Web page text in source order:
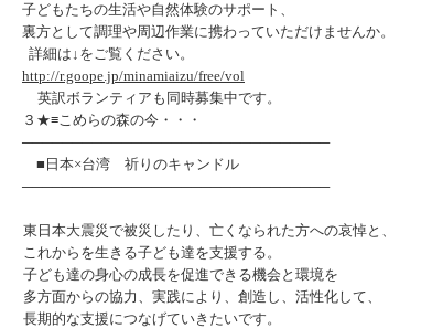
子どもたちの生活や自然体験のサポート、
裏方として調理や周辺作業に携わっていただけませんか。
詳細は↓をご覧ください。
http://r.goope.jp/minamiaizu/free/vol
英訳ボランティアも同時募集中です。
３★≡こめらの森の今・・・
───────────────────────────────
■日本×台湾 祈りのキャンドル
───────────────────────────────
東日本大震災で被災したり、亡くなられた方への哀悼と、
これからを生きる子ども達を支援する。
子ども達の身心の成長を促進できる機会と環境を
多方面からの協力、実践により、創造し、活性化して、
長期的な支援につなげていきたいです。